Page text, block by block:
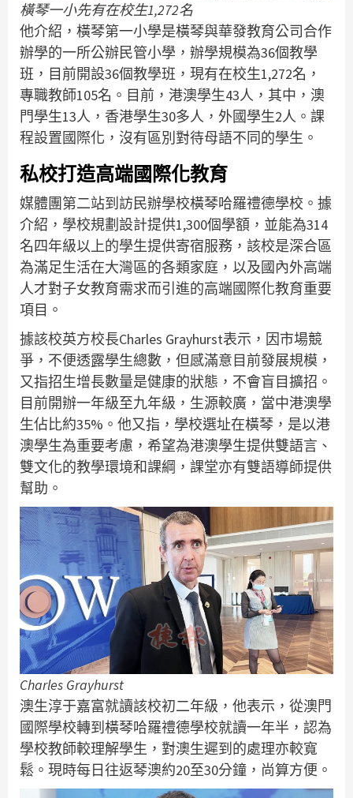
橫琴一小先有在校生1,272名
他介紹，橫琴第一小學是橫琴與華發教育公司合作
辦學的一所公辦民管小學，辦學規模為36個教學
班，目前開設36個教學班，現有在校生1,272名，
專職教師105名。目前，港澳學生43人，其中，澳
門學生13人，香港學生30多人，外國學生2人。課
程設置國際化，沒有區別對待母語不同的學生。
私校打造高端國際化教育
媒體團第二站到訪民辦學校橫琴哈羅禮德學校。據
介紹，學校規劃設計提供1,300個學額，並能為314
名四年級以上的學生提供寄宿服務，該校是深合區
為滿足生活在大灣區的各類家庭，以及國內外高端
人才對子女教育需求而引進的高端國際化教育重要
項目。
據該校英方校長Charles Grayhurst表示，因市場競
爭，不便透露學生總數，但感滿意目前發展規模，
又指招生增長數量是健康的狀態，不會盲目擴招。
目前開辦一年級至九年級，生源較廣，當中港澳學
生佔比約35%。他又指，學校選址在橫琴，是以港
澳學生為重要考慮，希望為港澳學生提供雙語言、
雙文化的教學環境和課綱，課堂亦有雙語導師提供
幫助。
Charles Grayhurst
澳生淳于嘉富就讀該校初二年級，他表示，從澳門
國際學校轉到橫琴哈羅禮德學校就讀一年半，認為
學校教師較理解學生，對澳生遲到的處理亦較寬
鬆。現時每日往返琴澳約20至30分鐘，尚算方便。